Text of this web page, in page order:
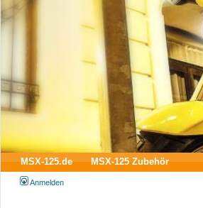
MSX-125.de MSX-125 Zubehör
Anmelden